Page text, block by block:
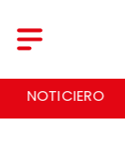
NACIONAL